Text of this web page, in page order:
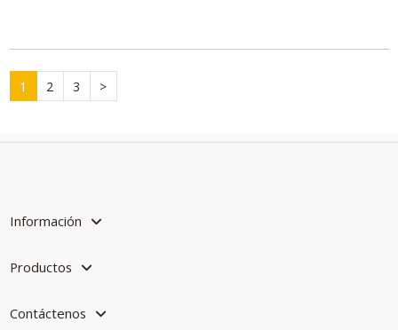
1 2 3 >
Información
Productos
Contáctenos